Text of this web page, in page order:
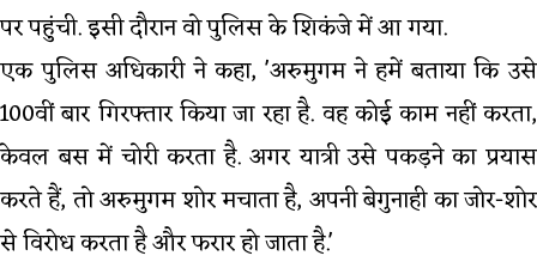
पर पहुंची. इसी दौरान वो पुलिस के शिकंजे में आ गया.
एक पुलिस अधिकारी ने कहा, 'अरुमुगम ने हमें बताया कि उसे
100वीं बार गिरफ्तार किया जा रहा है. वह कोई काम नहीं करता,
केवल बस में चोरी करता है. अगर यात्री उसे पकड़ने का प्रयास
करते हैं, तो अरुमुगम शोर मचाता है, अपनी बेगुनाही का जोर-शोर
से विरोध करता है और फरार हो जाता है.'